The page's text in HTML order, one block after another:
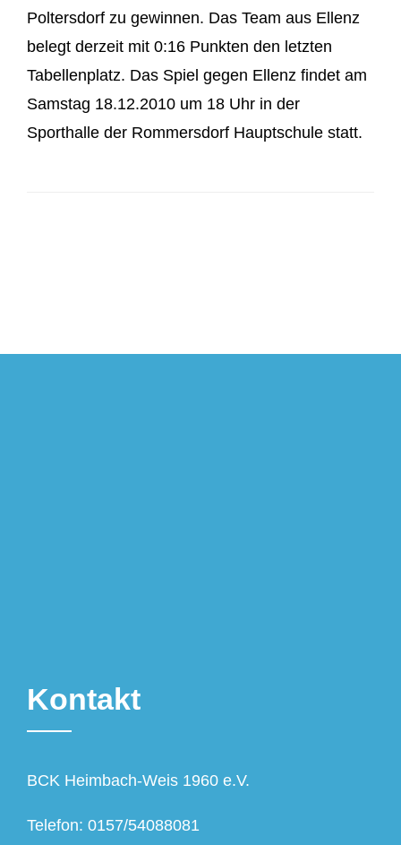
Poltersdorf zu gewinnen. Das Team aus Ellenz
belegt derzeit mit 0:16 Punkten den letzten
Tabellenplatz. Das Spiel gegen Ellenz findet am
Samstag 18.12.2010 um 18 Uhr in der
Sporthalle der Rommersdorf Hauptschule statt.
Kontakt
BCK Heimbach-Weis 1960 e.V.
Telefon: 0157/54088081